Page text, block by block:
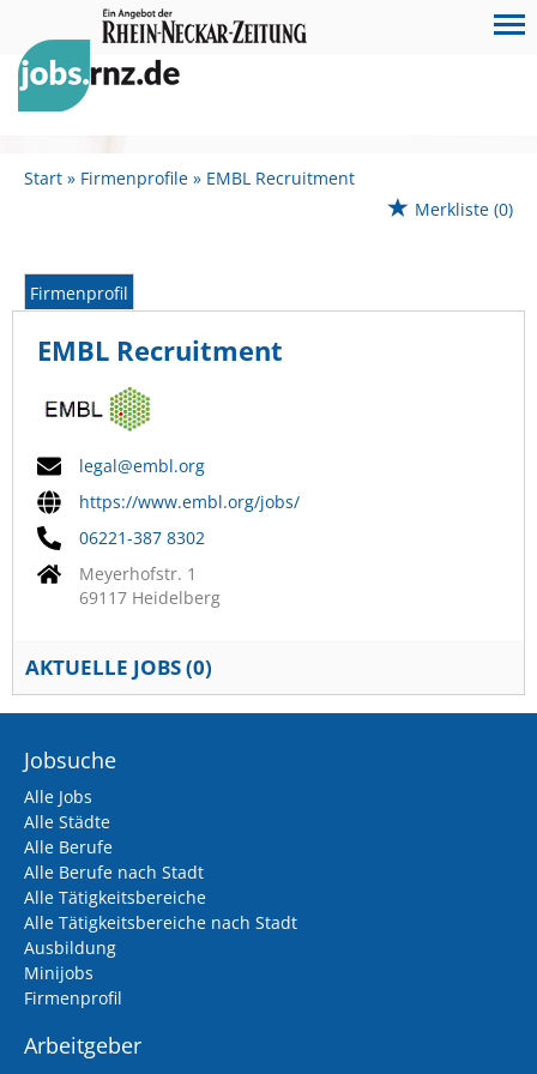
Start Firmenprofile
EMBL Recruitment
Merkliste (0)
Firmenprofil
EMBL Recruitment
legal@embl.org
https://www.embl.org/jobs/
06221-387 8302
Meyerhofstr. 1
69117 Heidelberg
AKTUELLE JOBS (0)
Jobsuche
Alle Jobs
Alle Städte
Alle Berufe
Alle Berufe nach Stadt
Alle Tätigkeitsbereiche
Alle Tätigkeitsbereiche nach Stadt
Ausbildung
Minijobs
Firmenprofil
Arbeitgeber